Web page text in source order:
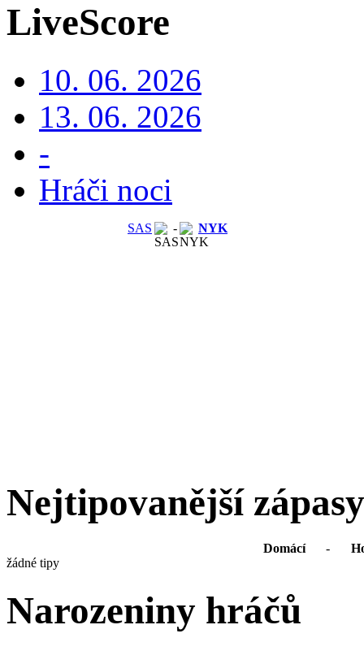
LiveScore
10. 06. 2026
13. 06. 2026
-
Hráči noci
SAS - NYK
Nejtipovanější zápasy
Domácí -
žádné tipy
Narozeniny hráčů